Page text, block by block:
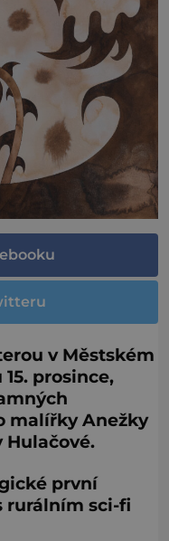
v Městském
prosince,
malířky Anežky
Hulačové.
první
rurálním sci-fi